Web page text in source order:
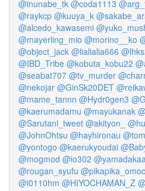
@inunabe_tk @coda1113
@raykcp @kuuya_k
@alcedo_kawasemi
@mayerling_mio @morino__ko
@object_jack @lialialia666
@IBD_Tribe @kobuta_kobu22
@seabat707 @tv_murder
@nekojar @GinSk20DET
@mame_tannn @Hydr0gen3
@kaerumadamu @mayukanak
@Sarutani_tweet @akityon_
@JohnOhtsu @hayhironau
@yontogo @kaerukyoudai
@mogmod @io302
@rougan_syufu
@i0110hm @HIYOCHAMAN_Z